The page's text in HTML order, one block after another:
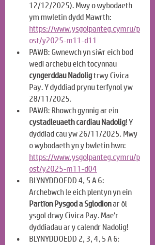
12/12/2025). Mwy o wybodaeth
ym mwletin dydd Mawrth:
https://www.ysgolpanteg.cymru/p
ost/y2025-m11-d11
PAWB: Gwnewch yn siŵr eich bod
wedi archebu eich tocynnau
cyngerddau Nadolig trwy Civica
Pay. Y dyddiad prynu terfynol yw
28/11/2025.
PAWB: Rhowch gynnig ar ein
cystadleuaeth cardiau Nadolig! Y
dyddiad cau yw 26/11/2025. Mwy
o wybodaeth yn y bwletin hwn:
https://www.ysgolpanteg.cymru/p
ost/y2025-m11-d04
BLYNYDDOEDD 4, 5 A 6:
Archebwch le eich plentyn yn ein
Partïon Pysgod a Sglodion ar ôl
ysgol drwy Civica Pay. Mae'r
dyddiadau ar y calendr Nadolig!
BLYNYDDOEDD 2, 3, 4, 5 A 6: